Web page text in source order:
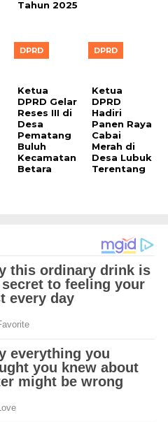
Tahun 2025
DPRD
Ketua
DPRD Gelar
Reses III di
Desa
Pematang
Buluh
Kecamatan
Betara
DPRD
Ketua
DPRD
Hadiri
Panen Raya
Cabai
Merah di
Desa Lubuk
Terentang